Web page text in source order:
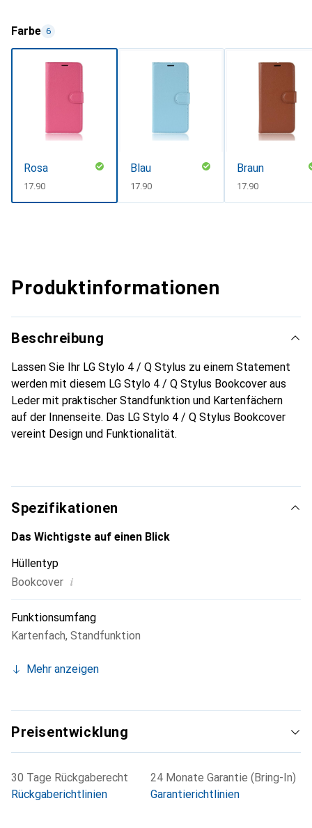
Farbe 6
Rosa
CHF
17.90
Blau
CHF
17.90
Braun
CHF
17.90
Produktinformationen
Beschreibung
Lassen Sie Ihr LG Stylo 4 / Q Stylus zu einem Statement
werden mit diesem LG Stylo 4 / Q Stylus Bookcover aus
Leder mit praktischer Standfunktion und Kartenfächern
auf der Innenseite. Das LG Stylo 4 / Q Stylus Bookcover
vereint Design und Funktionalität.
Spezifikationen
Das Wichtigste auf einen Blick
Hüllentyp
Bookcover i
Funktionsumfang
Kartenfach, Standfunktion
Mehr anzeigen
Preisentwicklung
30 Tage Rückgaberecht
Rückgaberichtlinien
24 Monate Garantie (Bring-In)
Garantierichtlinien